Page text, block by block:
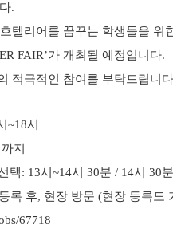
.
텔리어를 꿈꾸는 학생들을 위
FAIR’가 개최될 예정입니다.
적극적인 참여를 부탁드립니
~18시
지
택: 13시~14시 30분 / 14시 30
록 후, 현장 방문 (현장 등록
67718